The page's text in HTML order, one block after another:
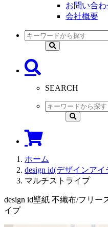
お問い合わ
会社概要
SEARCH
ホーム
design id(デザインア
マルチストライプ
design id壁紙 不織布/フリ
イプ